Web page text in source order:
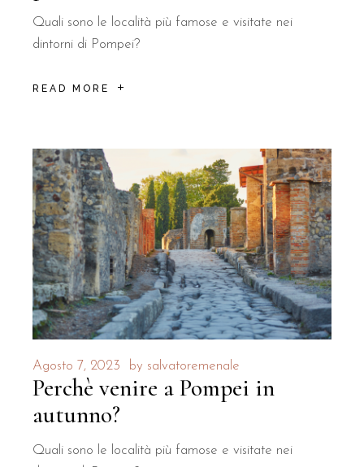
Quali sono le località più famose e visitate nei
dintorni di Pompei?
READ MORE
Agosto 7, 2023 by salvatoremenale
Perchè venire a Pompei in
autunno?
Quali sono le località più famose e visitate nei